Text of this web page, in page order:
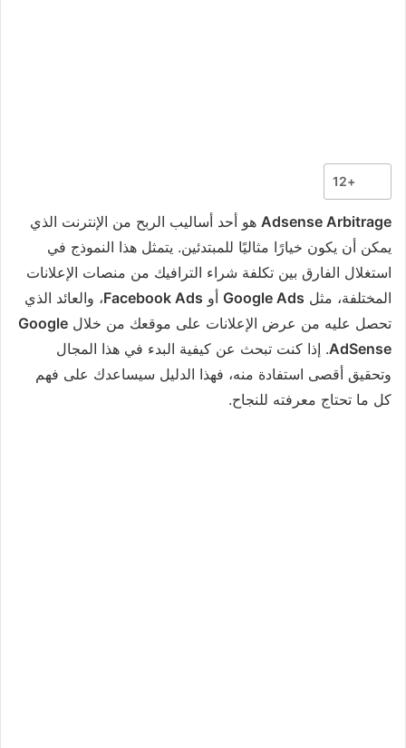
+12
Adsense Arbitrage هو أحد أساليب الربح من الإنترنت الذي
يمكن أن يكون خيارًا مثاليًا للمبتدئين. يتمثل هذا النموذج في
استغلال الفارق بين تكلفة شراء الترافيك من منصات الإعلانات
المختلفة، مثل Google Ads أو Facebook Ads، والعائد الذي
تحصل عليه من عرض الإعلانات على موقعك من خلال Google
AdSense. إذا كنت تبحث عن كيفية البدء في هذا المجال
وتحقيق أقصى استفادة منه، فهذا الدليل سيساعدك على فهم
كل ما تحتاج معرفته للنجاح.